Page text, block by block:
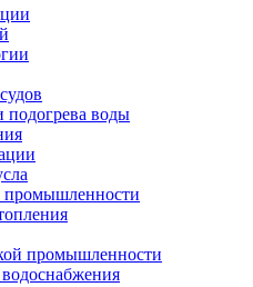
подогрева воды
промышленности